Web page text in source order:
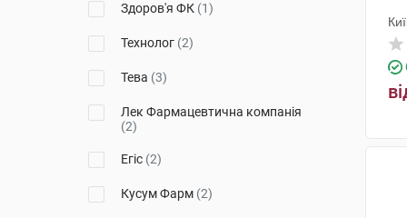
Здоров'я ФК (1)
Технолог (2)
Тева (3)
Лек Фармацевтична компанія
(2)
Егіс (2)
Кусум Фарм (2)